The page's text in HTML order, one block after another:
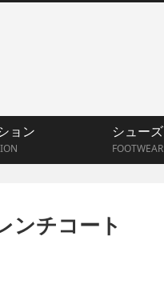
ョン
シューズ
FOOTWEAR
ンチコート